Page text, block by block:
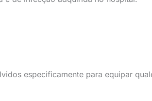
especificamente para equipar